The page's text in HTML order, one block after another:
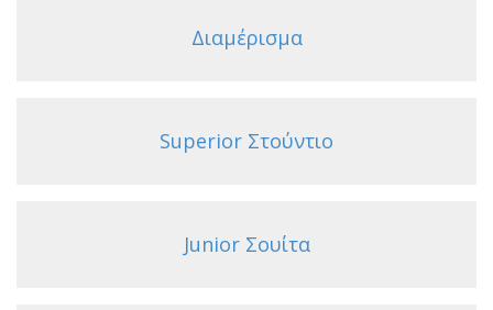
Διαμέρισμα
Superior Στούντιο
Junior Σουίτα